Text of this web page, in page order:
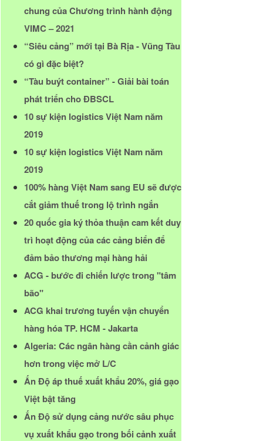
chung của Chương trình hành động
VIMC – 2021
“Siêu cảng” mới tại Bà Rịa - Vũng Tàu
có gì đặc biệt?
“Tàu buýt container” - Giải bài toán
phát triển cho ĐBSCL
10 sự kiện logistics Việt Nam năm
2019
10 sự kiện logistics Việt Nam năm
2019
100% hàng Việt Nam sang EU sẽ được
cắt giảm thuế trong lộ trình ngắn
20 quốc gia ký thỏa thuận cam kết duy
trì hoạt động của các cảng biển để
đảm bảo thương mại hàng hải
ACG - bước đi chiến lược trong "tâm
bão"
ACG khai trương tuyến vận chuyển
hàng hóa TP. HCM - Jakarta
Algeria: Các ngân hàng cần cảnh giác
hơn trong việc mở L/C
Ấn Độ áp thuế xuất khẩu 20%, giá gạo
Việt bật tăng
Ấn Độ sử dụng cảng nước sâu phục
vụ xuất khẩu gạo trong bối cảnh xuất